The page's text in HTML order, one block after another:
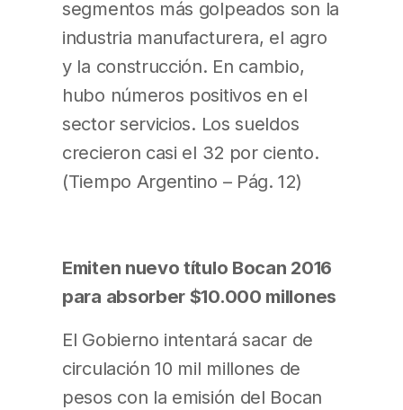
segmentos más golpeados son la
industria manufacturera, el agro
y la construcción. En cambio,
hubo números positivos en el
sector servicios. Los sueldos
crecieron casi el 32 por ciento.
(Tiempo Argentino – Pág. 12)
Emiten nuevo título Bocan 2016
para absorber $10.000 millones
El Gobierno intentará sacar de
circulación 10 mil millones de
pesos con la emisión del Bocan